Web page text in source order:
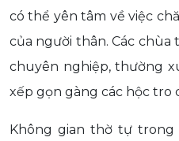
có thể yên tâm về việc
của người thân. Các
chuyên nghiệp, thường
xếp gọn gàng các hộc tro
Không gian thờ tự